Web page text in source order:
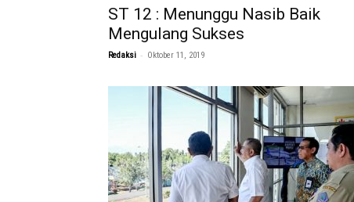
ST 12 : Menunggu Nasib Baik
Mengulang Sukses
Redaksi - Oktober 11, 2019